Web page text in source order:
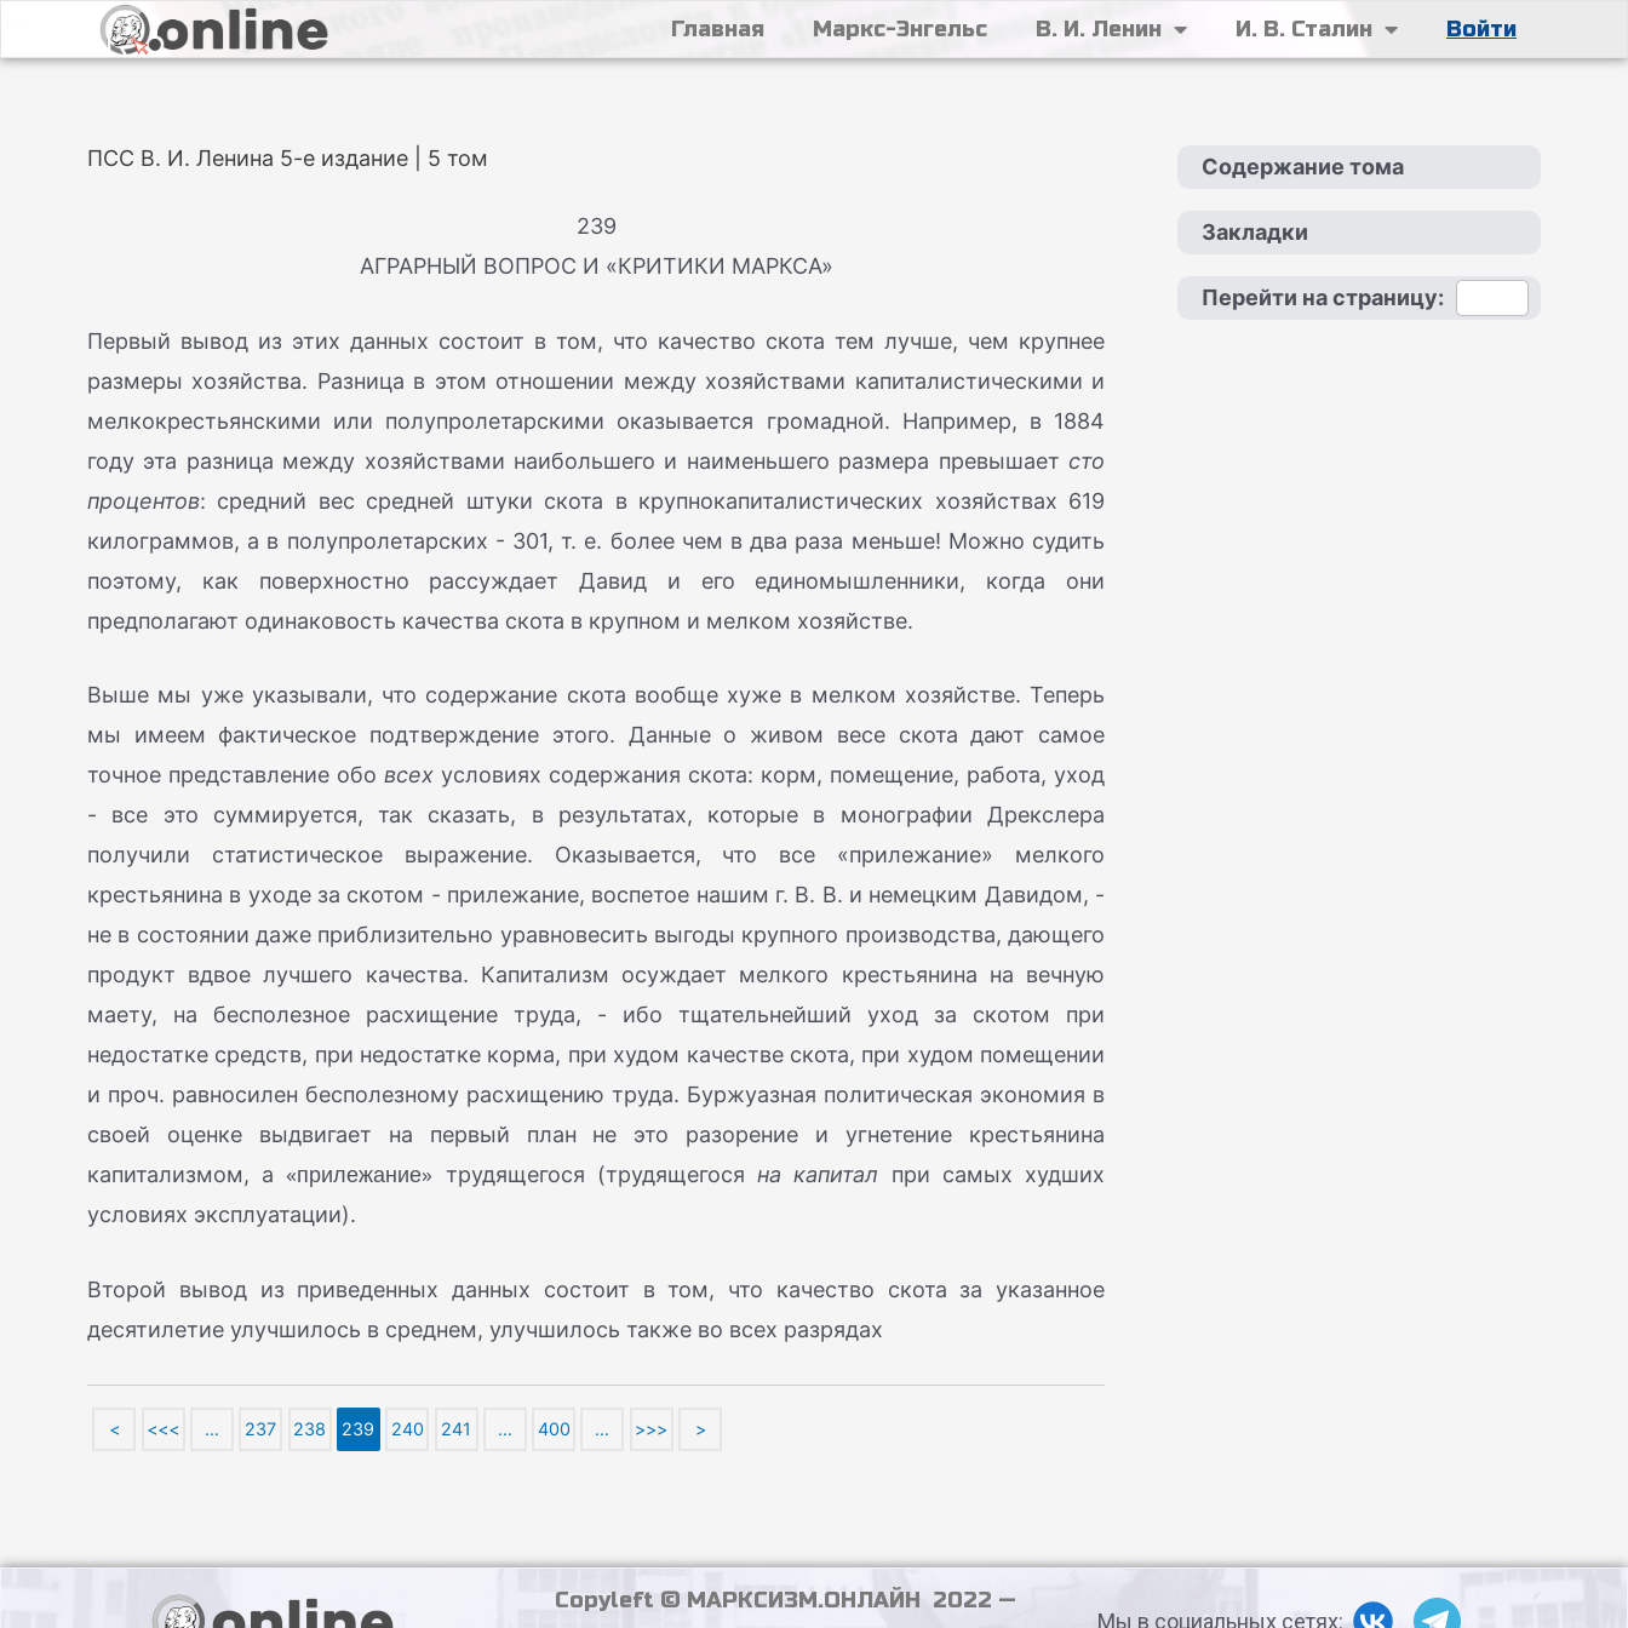
Главная Маркс-Энгельс В. И. Ленин И. В. Сталин Войти
ПСС В. И. Ленина 5-е издание | 5 том
239
АГРАРНЫЙ ВОПРОС И «КРИТИКИ МАРКСА»
Первый вывод из этих данных состоит в том, что качество скота тем лучше, чем крупнее
размеры хозяйства. Разница в этом отношении между хозяйствами капиталистическими и
мелкокрестьянскими или полупролетарскими оказывается громадной. Например, в 1884
году эта разница между хозяйствами наибольшего и наименьшего размера превышает сто
процентов: средний вес средней штуки скота в крупнокапиталистических хозяйствах 619
килограммов, а в полупролетарских - 301, т. е. более чем в два раза меньше! Можно судить
поэтому, как поверхностно рассуждает Давид и его единомышленники, когда они
предполагают одинаковость качества скота в крупном и мелком хозяйстве.
Выше мы уже указывали, что содержание скота вообще хуже в мелком хозяйстве. Теперь
мы имеем фактическое подтверждение этого. Данные о живом весе скота дают самое
точное представление обо всех условиях содержания скота: корм, помещение, работа, уход
- все это суммируется, так сказать, в результатах, которые в монографии Дрекслера
получили статистическое выражение. Оказывается, что все «прилежание» мелкого
крестьянина в уходе за скотом - прилежание, воспетое нашим г. В. В. и немецким Давидом, -
не в состоянии даже приблизительно уравновесить выгоды крупного производства, дающего
продукт вдвое лучшего качества. Капитализм осуждает мелкого крестьянина на вечную
маету, на бесполезное расхищение труда, - ибо тщательнейший уход за скотом при
недостатке средств, при недостатке корма, при худом качестве скота, при худом помещении
и проч. равносилен бесполезному расхищению труда. Буржуазная политическая экономия в
своей оценке выдвигает на первый план не это разорение и угнетение крестьянина
капитализмом, а«прилежание» трудящегося (трудящегосяна капитал при самых худших
условиях эксплуатации).
Второй вывод из приведенных данных состоит в том, что качество скота за указанное
десятилетие улучшилось в среднем, улучшилось также во всех разрядах
< <<< … 237 238 239 240 241 … 400 … >>> >
Содержание тома
Закладки
Перейти на страницу:
Copyleft © МАРКСИЗМ.ОНЛАЙН 2022 —
Мы в социальных сетях: